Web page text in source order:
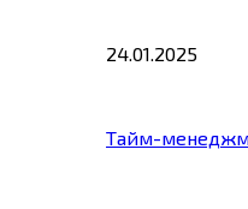
24.01.2025
Тайм-